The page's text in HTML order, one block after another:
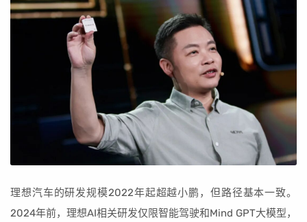
理想汽车的研发规模2022年起超越小鹏，但路径基本一致。
2024年前，理想AI相关研发仅限智能驾驶和Mind GPT大模型，